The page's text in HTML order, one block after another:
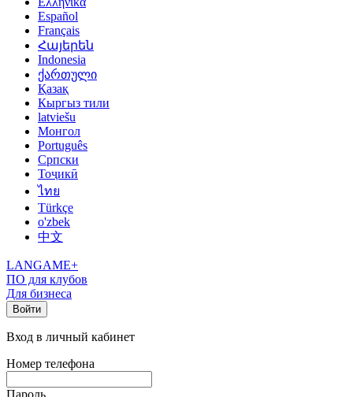
Español
Français
Հայերեն
Indonesia
ქართული
Қазақ
Кыргыз тили
latviešu
Монгол
Português
Српски
Тоҷикӣ
ไทย
Türkçe
o'zbek
中文
LANGAME+
ПО для клубов
Для бизнеса
Войти
Вход в личный кабинет
Номер телефона
Пароль